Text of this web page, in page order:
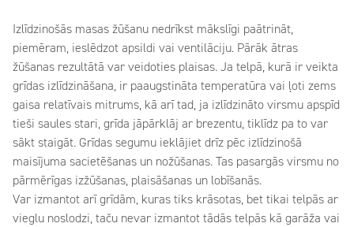
Izlīdzinošās masas žūšanu nedrīkst mākslīgi paātrināt,
piemēram, ieslēdzot apsildi vai ventilāciju. Pārāk ātras
žūšanas rezultātā var veidoties plaisas. Ja telpā, kurā ir veikta
grīdas izlīdzināšana, ir paaugstināta temperatūra vai ļoti zems
gaisa relatīvais mitrums, kā arī tad, ja izlīdzināto virsmu apspīd
tieši saules stari, grīda jāpārklāj ar brezentu, tiklīdz pa to var
sākt staigāt. Grīdas segumu ieklājiet drīz pēc izlīdzinošā
maisījuma sacietēšanas un nožūšanas. Tas pasargās virsmu no
pārmērīgas izžūšanas, plaisāšanas un lobīšanās.
Var izmantot arī grīdām, kuras tiks krāsotas, bet tikai telpās ar
vieglu noslodzi, taču nevar izmantot tādās telpās kā garāža vai